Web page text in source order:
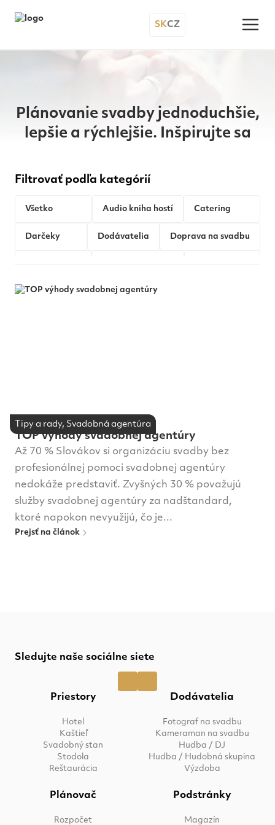
SKCZ
Plánovanie svadby jednoduchšie,
lepšie a rýchlejšie. Inšpirujte sa
Filtrovať podľa kategórií
Všetko Audio kniha hostí Catering
Darčeky Dodávatelia Doprava na svadbu
Miesto na svadbu Nové trendy
Svadobné líčenie a účesy Oznámenia a tlačoviny
Svadobné výstavy Tipy a rady
Tradície Víno na svadbu Výzdoba a dekorácie
Tipy a rady, Svadobná agentúra
TOP výhody svadobnej agentúry
Až 70 % Slovákov si organizáciu svadby bez
profesionálnej pomoci svadobnej agentúry
nedokáže predstaviť. Zvyšných 30 % považujú
služby svadobnej agentúry za nadštandard,
ktoré napokon nevyužijú, čo je...
Prejsť na článok
Sledujte naše sociálne siete
Priestory
Hotel
Kaštieľ
Svadobný stan
Stodola
Reštaurácia
Dodávatelia
Fotograf na svadbu
Kameraman na svadbu
Hudba / DJ
Hudba / Hudobná skupina
Výzdoba
Plánovač
Rozpočet
Podstránky
Magazín